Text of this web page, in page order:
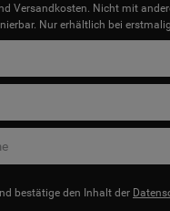
Versandkosten. Nicht mit
Nur erhältlich bei
bestätige den Inhalt der